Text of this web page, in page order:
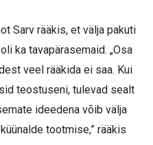
Sarv rääkis, et välja pakuti
ka tavapärasemaid. „Osa
veel rääkida ei saa. Kui
teostuseni, tulevad sealt
ideedena võib välja
tootmise,” rääkis